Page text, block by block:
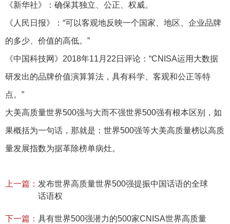
《新华社》：确保其独立、公正、权威。
《人民日报》：“可以客观地反映一个国家、地区、企业品牌
的多少、价值的高低。”
《中国科技网》2018年11月22日评论：“CNISA运用大数据
研发出的品牌价值演算算法，具有科学、客观和公正等特
点。”
大美高质量世界500强与大而不强世界500强有根本区别，如
果概括为一句话，那就是：世界500强等大美高质量榜以高质
量发展指数为据革除榜单病灶。
上一篇： 发布世界高质量世界500强提振中国话语的全球
话语权
下一篇： 具有世界500强潜力的500家CNISA世界高质量